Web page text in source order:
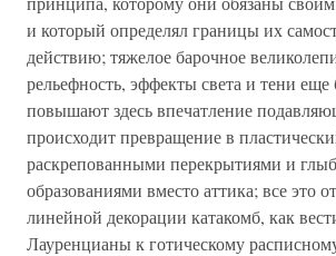
и который определял границы их
действию; тяжелое барочное
рельефность, эффекты света и тени
повышают здесь впечатление
происходит превращение в
раскрепованными перекрытиями и
образованиями вместо аттика; все это
линейной декорации катакомб, как
Лауренцианы к готическому